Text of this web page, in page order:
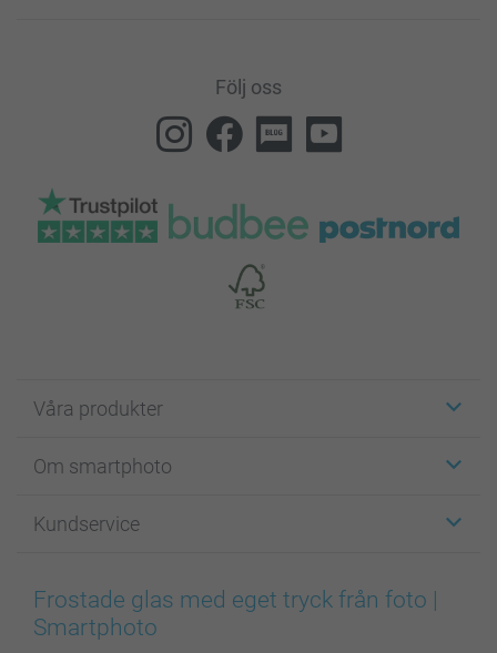
Följ oss
Våra produkter
Fotokort
Fotoböcker
Bilder, Fotoförstoring & Fotohäften
Skal till Mobil & Surfplatta
Om smartphoto
För affiliates
Cookie Policy
Sitemap
Kundservice
smartgaranti
smartbonus
Frostade glas med eget tryck från foto |
Smartphoto